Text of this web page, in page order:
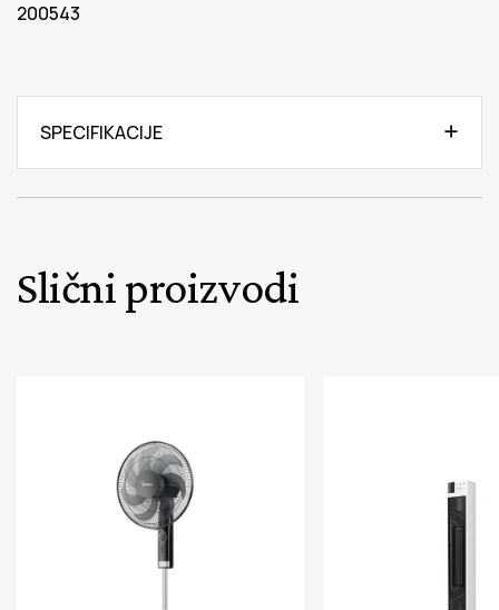
200543
SPECIFIKACIJE
Slični proizvodi